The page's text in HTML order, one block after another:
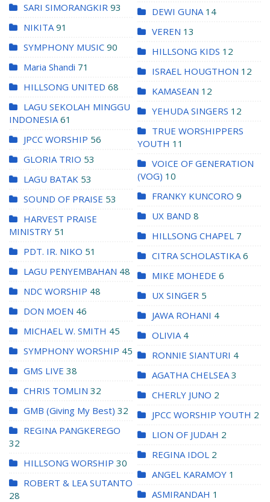
SARI SIMORANGKIR 93
NIKITA 91
SYMPHONY MUSIC 90
Maria Shandi 71
HILLSONG UNITED 68
LAGU SEKOLAH MINGGU
INDONESIA 61
JPCC WORSHIP 56
GLORIA TRIO 53
LAGU BATAK 53
SOUND OF PRAISE 53
HARVEST PRAISE
MINISTRY 51
PDT. IR. NIKO 51
LAGU PENYEMBAHAN 48
NDC WORSHIP 48
DON MOEN 46
MICHAEL W. SMITH 45
SYMPHONY WORSHIP 45
GMS LIVE 38
CHRIS TOMLIN 32
GMB (Giving My Best) 32
REGINA PANGKEREGO
32
HILLSONG WORSHIP 30
ROBERT & LEA SUTANTO
28
DEWI GUNA 14
VEREN 13
HILLSONG KIDS 12
ISRAEL HOUGTHON 12
KAMASEAN 12
YEHUDA SINGERS 12
TRUE WORSHIPPERS
YOUTH 11
VOICE OF GENERATION
(VOG) 10
FRANKY KUNCORO 9
UX BAND 8
HILLSONG CHAPEL 7
CITRA SCHOLASTIKA 6
MIKE MOHEDE 6
UX SINGER 5
JAWA ROHANI 4
OLIVIA 4
RONNIE SIANTURI 4
AGATHA CHELSEA 3
CHERLY JUNO 2
JPCC WORSHIP YOUTH 2
LION OF JUDAH 2
REGINA IDOL 2
ANGEL KARAMOY 1
ASMIRANDAH 1